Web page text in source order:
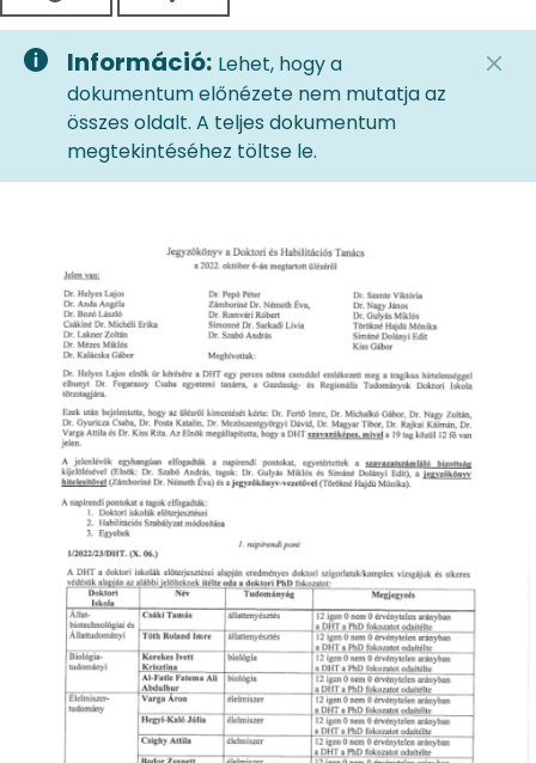
Információ: Lehet, hogy a
dokumentum előnézete nem mutatja az
összes oldalt. A teljes dokumentum
megtekintéséhez töltse le.